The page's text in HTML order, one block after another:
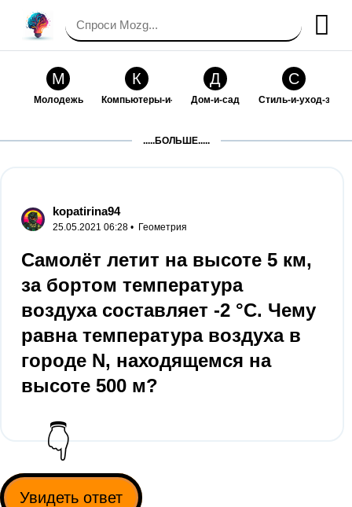
М
Молодежь
К
Компьютеры-и-электроника
Д
Дом-и-сад
С
Стиль-и-уход-за-
И
Искусство-и-развлечения
В
Кулинария-и-
Ф
Финансы-и-бизнес
П
Питомцы-и-животные
О
Образование Образование-и-
.....БОЛЬШЕ.....
kopatirina94
25.05.2021 06:28 • Геометрия
Самолёт летит на высоте 5 км,
за бортом температура
воздуха составляет -2 °C. Чему
равна температура воздуха в
городе N, находящемся на
высоте 500 м?
👇
Увидеть ответ